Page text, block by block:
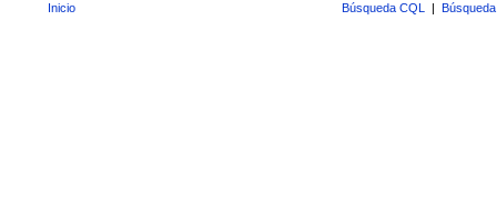
Inicio Búsqueda CQL